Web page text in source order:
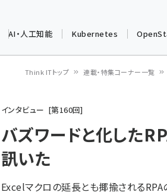
AI・人工知能 Kubernetes
ン
く
ず
Think ITトップ 連載・特集コーナー一覧
インタビュー 第160回
バズワードと化した
訊いた
Excelマクロの延長とも揶揄されるRPA